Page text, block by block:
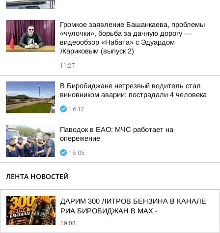
Громкое заявление Башанкаева, проблемы
«чулочки», борьба за дачную дорогу —
видеообзор «Набата» с Эдуардом
Жариковым (выпуск 2)
11:27
В Биробиджане нетрезвый водитель стал
виновником аварии: пострадали 4 человека
16:12
Паводок в ЕАО: МЧС работает на
опережение
18:05
ЛЕНТА НОВОСТЕЙ
ДАРИМ 300 ЛИТРОВ БЕНЗИНА В КАНАЛЕ
РИА БИРОБИДЖАН В МАХ -
19:08